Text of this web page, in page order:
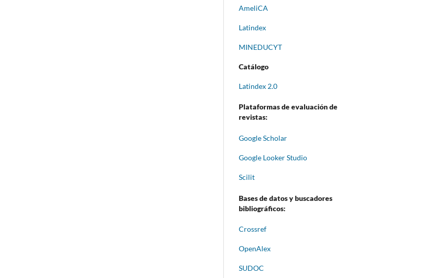
AmeliCA
Latindex
MINEDUCYT
Catálogo
Latindex 2.0
Plataformas de evaluación de
revistas:
Google Scholar
Google Looker Studio
Scilit
Bases de datos y buscadores
bibliográficos:
Crossref
OpenAlex
SUDOC